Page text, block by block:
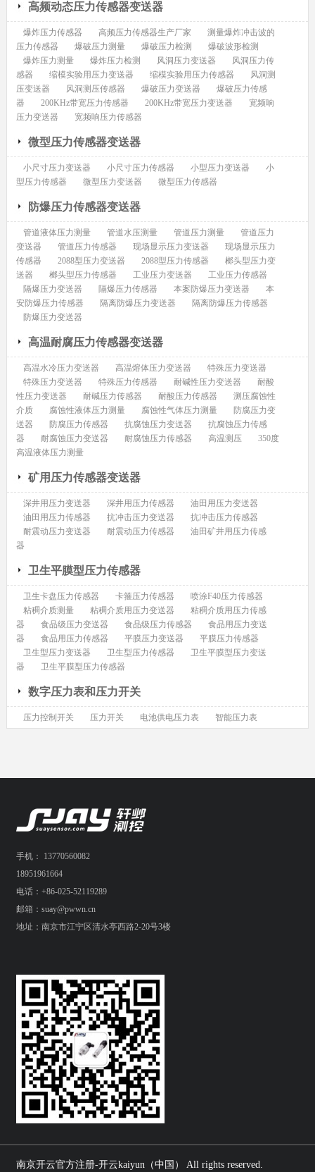
高频动态压力传感器变送器
爆炸压力传感器 高频压力传感器生产厂家
测量爆炸冲击波的
压力传感器
爆破压力测量 爆破压力检测
爆破波形检测
爆炸压力测量
爆炸压力检测 风洞压力变送器
风洞压力传
感器
缩模实验用压力变送器 缩模实验用压力传感器
风洞测
压变送器
风洞测压传感器 爆破压力变送器
爆破压力传感
器
200KHz带宽压力传感器 200KHz带宽压力变送器
宽频响
压力变送器
宽频响压力传感器
微型压力传感器变送器
小尺寸压力变送器 小尺寸压力传感器 小型压力变送器
小
型压力传感器
微型压力变送器 微型压力传感器
防爆压力传感器变送器
管道液体压力测量 管道水压测量 管道压力测量
管道压力
变送器
管道压力传感器 现场显示压力变送器
现场显示压力
传感器
2088型压力变送器 2088型压力传感器
榔头型压力变
送器
榔头型压力传感器 工业压力变送器
工业压力传感器
隔爆压力变送器
隔爆压力传感器 本案防爆压力变送器
本
安防爆压力传感器
隔离防爆压力变送器
隔离防爆压力传感器
防爆压力变送器
高温耐腐压力传感器变送器
高温水冷压力变送器 高温熔体压力变送器
特殊压力变送器
特殊压力变送器
特殊压力传感器 耐碱性压力变送器
耐酸
性压力变送器
耐碱压力传感器 耐酸压力传感器
测压腐蚀性
介质
腐蚀性液体压力测量 腐蚀性气体压力测量
防腐压力变
送器
防腐压力传感器 抗腐蚀压力变送器
抗腐蚀压力传感
器
耐腐蚀压力变送器 耐腐蚀压力传感器 高温测压
350度
高温液体压力测量
矿用压力传感器变送器
深井用压力变送器 深井用压力传感器
油田用压力变送器
油田用压力传感器
抗冲击压力变送器
抗冲击压力传感器
耐震动压力变送器
耐震动压力传感器
油田矿井用压力传感
器
卫生平膜型压力传感器
卫生卡盘压力传感器 卡箍压力传感器
喷涂F40压力传感器
粘稠介质测量
粘稠介质用压力变送器
粘稠介质用压力传感
器
食品级压力变送器 食品级压力传感器
食品用压力变送
器
食品用压力传感器 平膜压力变送器
平膜压力传感器
卫生型压力变送器
卫生型压力传感器
卫生平膜型压力变送
器
卫生平膜型压力传感器
数字压力表和压力开关
压力控制开关 压力开关 电池供电压力表 智能压力表
手机： 13770560082
18951961664
电话：+86-025-52119289
邮箱：suay@pwwn.cn
地址：南京市江宁区清水亭西路2-20号3楼
南京开云官方注册-开云kaiyun（中国） All rights reserved.